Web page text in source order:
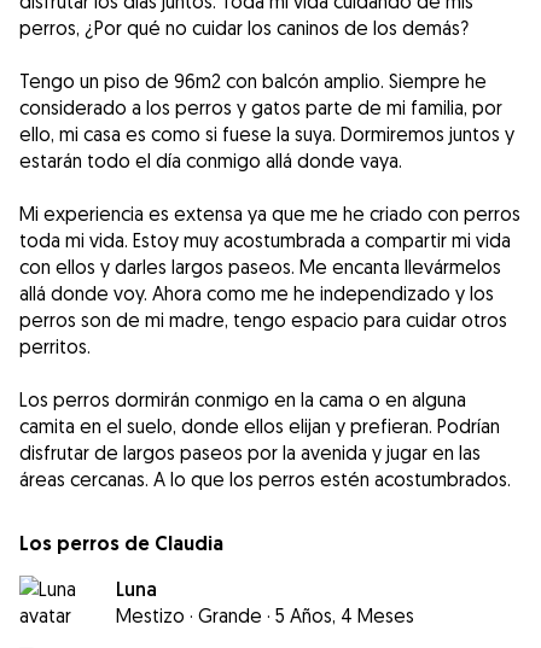
perros, ¿Por qué no cuidar los caninos de los demás?
Tengo un piso de 96m2 con balcón amplio. Siempre he
considerado a los perros y gatos parte de mi familia, por
ello, mi casa es como si fuese la suya. Dormiremos juntos y
estarán todo el día conmigo allá donde vaya.
Mi experiencia es extensa ya que me he criado con perros
toda mi vida. Estoy muy acostumbrada a compartir mi vida
con ellos y darles largos paseos. Me encanta llevármelos
allá donde voy. Ahora como me he independizado y los
perros son de mi madre, tengo espacio para cuidar otros
perritos.
Los perros dormirán conmigo en la cama o en alguna
camita en el suelo, donde ellos elijan y prefieran. Podrían
disfrutar de largos paseos por la avenida y jugar en las
áreas cercanas. A lo que los perros estén acostumbrados.
Los perros de Claudia
Luna
Mestizo · Grande · 5 Años, 4 Meses